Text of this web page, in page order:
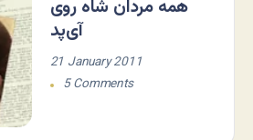
همه مردان شاه روی
آی‌پد
21 January 2011
5 Comments